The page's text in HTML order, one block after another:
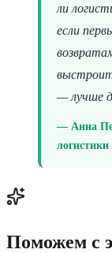
ли
если
— лучше
Анна
Поможем с